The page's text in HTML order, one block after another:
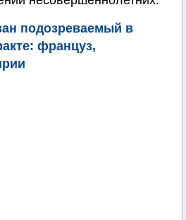
подозреваемый в
француз,